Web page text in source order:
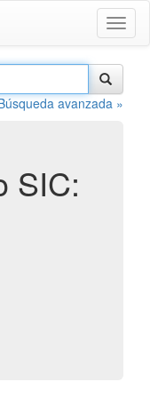
avanzada »
SIC: